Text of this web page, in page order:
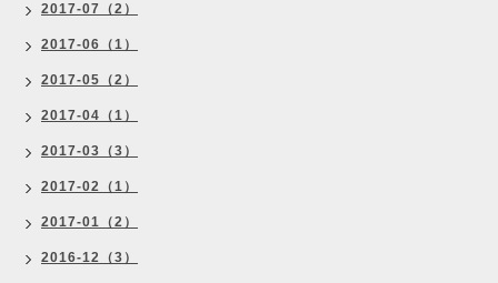
2017-07（2）
2017-06（1）
2017-05（2）
2017-04（1）
2017-03（3）
2017-02（1）
2017-01（2）
2016-12（3）